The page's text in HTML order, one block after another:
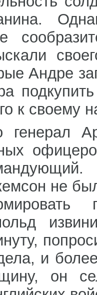
Андре
к своему
не
и
он